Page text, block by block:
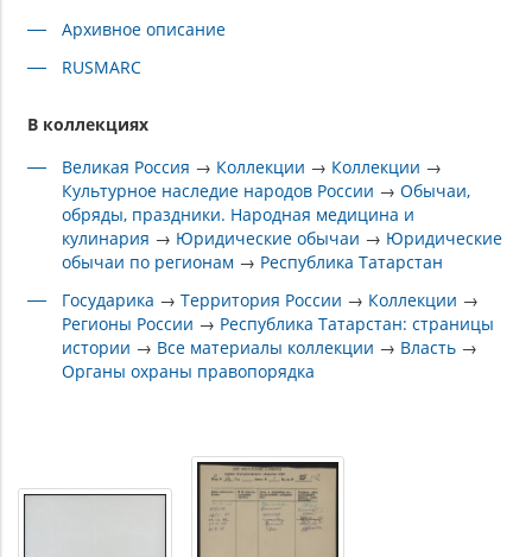
Архивное описание
RUSMARC
В коллекциях
Великая Россия → Коллекции → Коллекции →
Культурное наследие народов России →Обычаи,
обряды, праздники. Народная медицина и
кулинария → Юридические обычаи → Юридические
обычаи по регионам → Республика Татарстан
Государика →Территория России → Коллекции →
Регионы России → Республика Татарстан: страницы
истории → Все материалы коллекции → Власть →
Органы охраны правопорядка